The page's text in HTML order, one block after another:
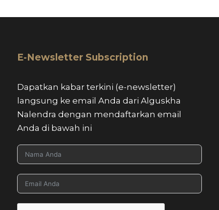
E-Newsletter Subscription
Dapatkan kabar terkini (e-newsletter)
langsung ke email Anda dari Alguskha
Nalendra dengan mendaftarkan email
Anda di bawah ini